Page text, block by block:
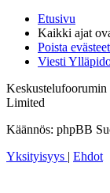
Etusivu
Kaikki ajat
Poista evästeet
Viesti
Keskustelufoorumin
Limited
Käännös: phpBB
Yksityisyys | Ehdot